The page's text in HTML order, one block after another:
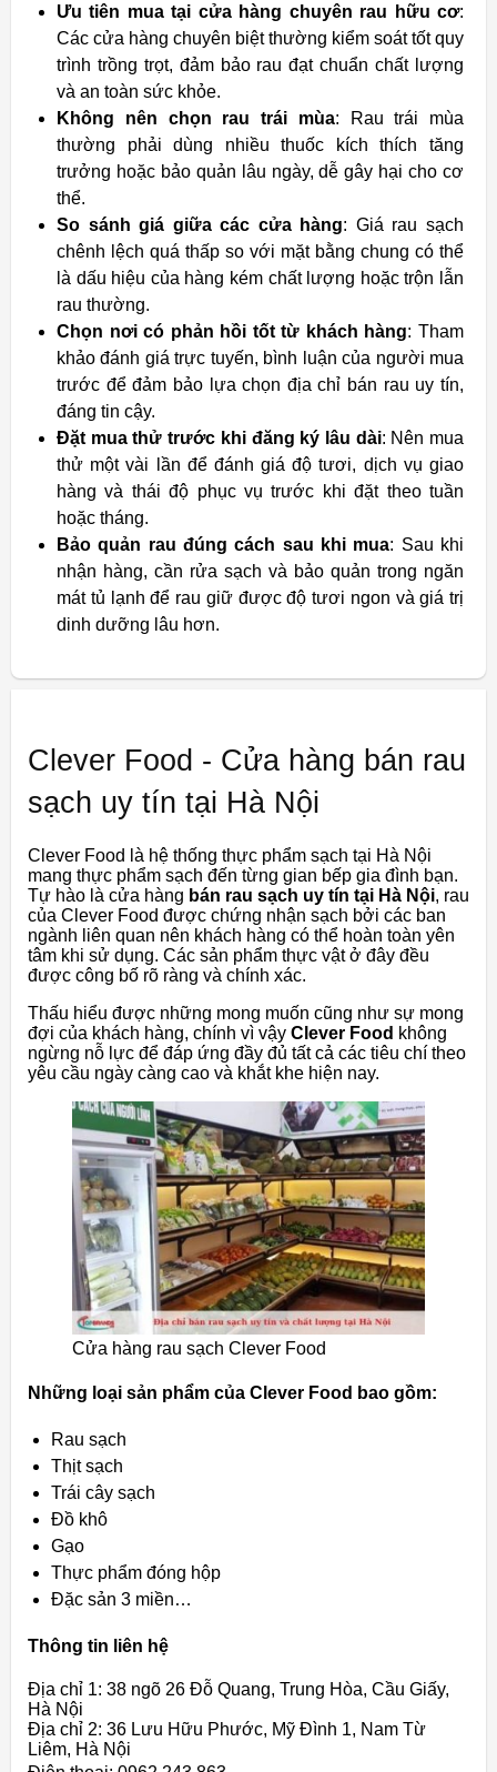
Ưu tiên mua tại cửa hàng chuyên rau hữu cơ:
Các cửa hàng chuyên biệt thường kiểm soát tốt quy
trình trồng trọt, đảm bảo rau đạt chuẩn chất lượng
và an toàn sức khỏe.
Không nên chọn rau trái mùa: Rau trái mùa
thường phải dùng nhiều thuốc kích thích tăng
trưởng hoặc bảo quản lâu ngày, dễ gây hại cho cơ
thể.
So sánh giá giữa các cửa hàng: Giá rau sạch
chênh lệch quá thấp so với mặt bằng chung có thể
là dấu hiệu của hàng kém chất lượng hoặc trộn lẫn
rau thường.
Chọn nơi có phản hồi tốt từ khách hàng: Tham
khảo đánh giá trực tuyến, bình luận của người mua
trước để đảm bảo lựa chọn địa chỉ bán rau uy tín,
đáng tin cậy.
Đặt mua thử trước khi đăng ký lâu dài: Nên mua
thử một vài lần để đánh giá độ tươi, dịch vụ giao
hàng và thái độ phục vụ trước khi đặt theo tuần
hoặc tháng.
Bảo quản rau đúng cách sau khi mua: Sau khi
nhận hàng, cần rửa sạch và bảo quản trong ngăn
mát tủ lạnh để rau giữ được độ tươi ngon và giá trị
dinh dưỡng lâu hơn.
Clever Food - Cửa hàng bán rau
sạch uy tín tại Hà Nội
Clever Food là hệ thống thực phẩm sạch tại Hà Nội
mang thực phẩm sạch đến từng gian bếp gia đình bạn.
Tự hào là cửa hàng bán rau sạch uy tín tại Hà Nội, rau
của Clever Food được chứng nhận sạch bởi các ban
ngành liên quan nên khách hàng có thể hoàn toàn yên
tâm khi sử dụng. Các sản phẩm thực vật ở đây đều
được công bố rõ ràng và chính xác.
Thấu hiểu được những mong muốn cũng như sự mong
đợi của khách hàng, chính vì vậy Clever Food không
ngừng nỗ lực để đáp ứng đầy đủ tất cả các tiêu chí theo
yêu cầu ngày càng cao và khắt khe hiện nay.
Cửa hàng rau sạch Clever Food
Những loại sản phẩm của Clever Food bao gồm:
Rau sạch
Thịt sạch
Trái cây sạch
Đồ khô
Gạo
Thực phẩm đóng hộp
Đặc sản 3 miền…
Thông tin liên hệ
Địa chỉ 1: 38 ngõ 26 Đỗ Quang, Trung Hòa, Cầu Giấy,
Hà Nội
Địa chỉ 2: 36 Lưu Hữu Phước, Mỹ Đình 1, Nam Từ
Liêm, Hà Nội